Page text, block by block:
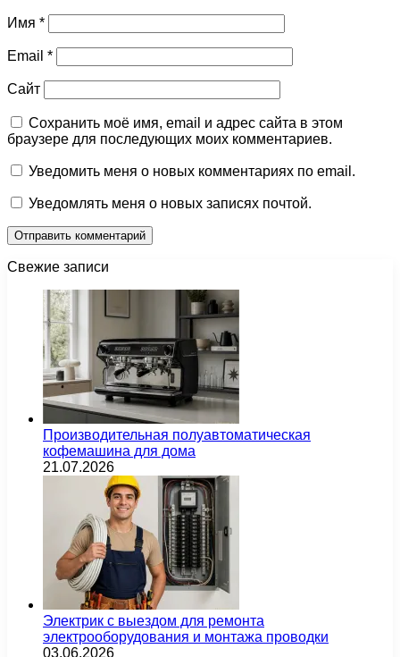
Имя *
Email *
Сайт
Сохранить моё имя, email и адрес сайта в этом
браузере для последующих моих комментариев.
Уведомить меня о новых комментариях по email.
Уведомлять меня о новых записях почтой.
Свежие записи
Производительная полуавтоматическая
кофемашина для дома
21.07.2026
Электрик с выездом для ремонта
электрооборудования и монтажа проводки
03.06.2026